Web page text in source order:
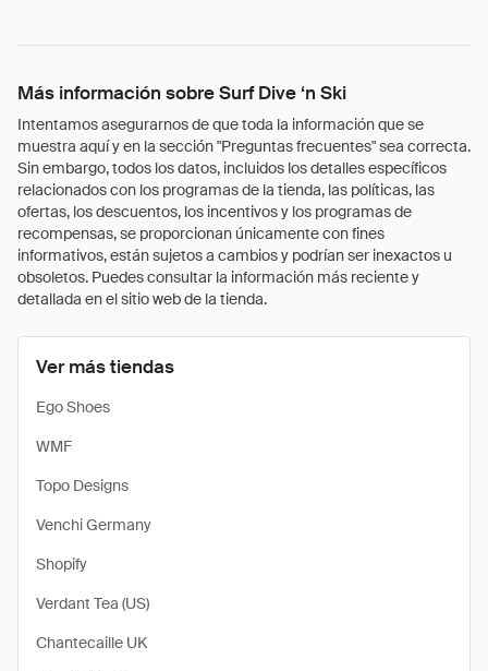
Más información sobre Surf Dive ‘n Ski
Intentamos asegurarnos de que toda la información que se
muestra aquí y en la sección "Preguntas frecuentes" sea correcta.
Sin embargo, todos los datos, incluidos los detalles específicos
relacionados con los programas de la tienda, las políticas, las
ofertas, los descuentos, los incentivos y los programas de
recompensas, se proporcionan únicamente con fines
informativos, están sujetos a cambios y podrían ser inexactos u
obsoletos. Puedes consultar la información más reciente y
detallada en el sitio web de la tienda.
Ver más tiendas
Ego Shoes
WMF
Topo Designs
Venchi Germany
Shopify
Verdant Tea (US)
Chantecaille UK